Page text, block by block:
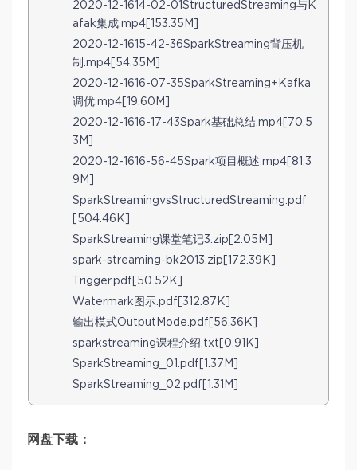
2020-12-1614-02-01StructuredStreaming与K
afak集成.mp4[153.35M]
2020-12-1615-42-36SparkStreaming背压机
制.mp4[54.35M]
2020-12-1616-07-35SparkStreaming+Kafka
调优.mp4[19.60M]
2020-12-1616-17-43Spark基础总结.mp4[70.5
3M]
2020-12-1616-56-45Spark项目概述.mp4[81.3
9M]
SparkStreamingvsStructuredStreaming.pdf
[504.46K]
SparkStreaming课堂笔记3.zip[2.05M]
spark-streaming-bk2013.zip[172.39K]
Trigger.pdf[50.52K]
Watermark图示.pdf[312.87K]
输出模式OutputMode.pdf[56.36K]
sparkstreaming课程介绍.txt[0.91K]
SparkStreaming_01.pdf[1.37M]
SparkStreaming_02.pdf[1.31M]
网盘下载：